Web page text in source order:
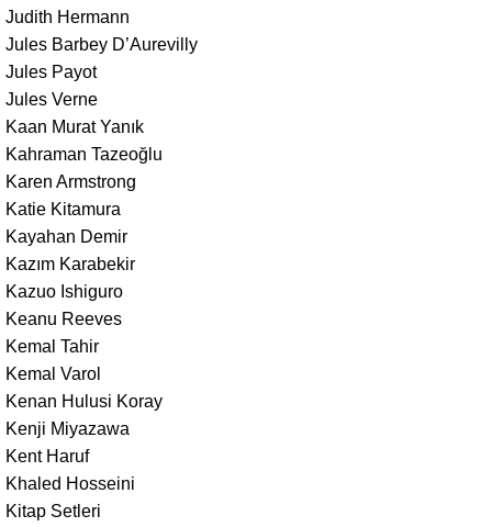
Judith Hermann
Jules Barbey D’Aurevilly
Jules Payot
Jules Verne
Kaan Murat Yanık
Kahraman Tazeoğlu
Karen Armstrong
Katie Kitamura
Kayahan Demir
Kazım Karabekir
Kazuo Ishiguro
Keanu Reeves
Kemal Tahir
Kemal Varol
Kenan Hulusi Koray
Kenji Miyazawa
Kent Haruf
Khaled Hosseini
Kitap Setleri